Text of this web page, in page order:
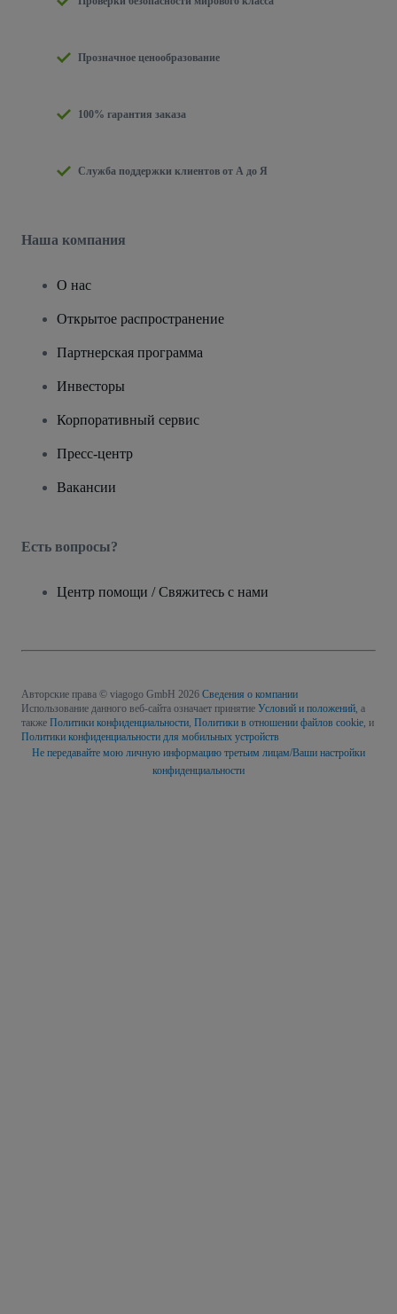
Прозначное ценообразование
100% гарантия заказа
Служба поддержки клиентов от А до Я
Наша компания
О нас
Открытое распространение
Партнерская программа
Инвесторы
Корпоративный сервис
Пресс-центр
Вакансии
Есть вопросы?
Центр помощи / Свяжитесь с нами
Авторские права © viagogo GmbH 2026 Сведения о компании
Использование данного веб-сайта означает принятие Условий и положений, а
также Политики конфиденциальности, Политики в отношении файлов cookie, и
Политики конфиденциальности для мобильных устройств
Не передавайте мою личную информацию третьим лицам/Ваши настройки
конфиденциальности